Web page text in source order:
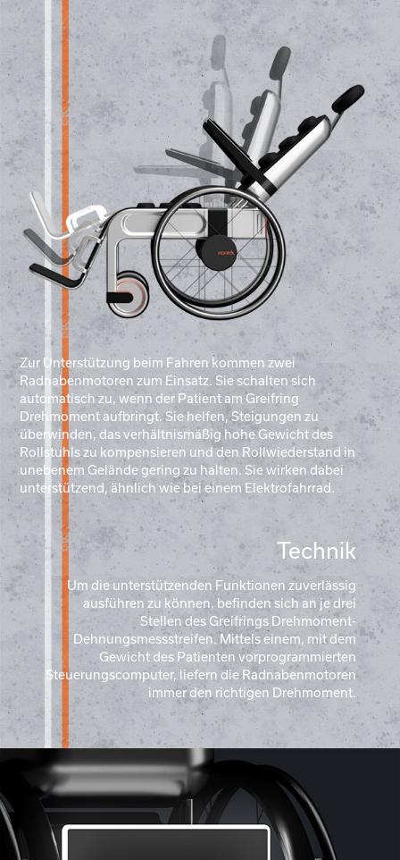
Zur Unterstützung beim Fahren kommen zwei
Radnabenmotoren zum Einsatz. Sie schalten sich
automatisch zu, wenn der Patient am Greifring
Drehmoment aufbringt. Sie helfen, Steigungen zu
überwinden, das verhältnismäßig hohe Gewicht des
Rollstuhls zu kompensieren und den Rollwiederstand in
unebenem Gelände gering zu halten. Sie wirken dabei
unterstützend, ähnlich wie bei einem Elektrofahrrad.
Technik
Um die unterstützenden Funktionen zuverlässig
ausführen zu können, befinden sich an je drei
Stellen des Greifrings Drehmoment-
Dehnungsmessstreifen. Mittels einem, mit dem
Gewicht des Patienten vorprogrammierten
Steuerungscomputer, liefern die Radnabenmotoren
immer den richtigen Drehmoment.